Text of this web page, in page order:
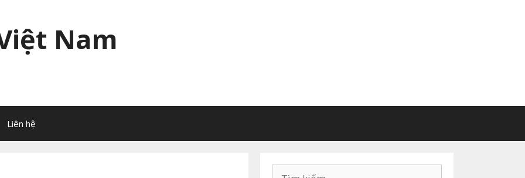
Nam
Liên hệ